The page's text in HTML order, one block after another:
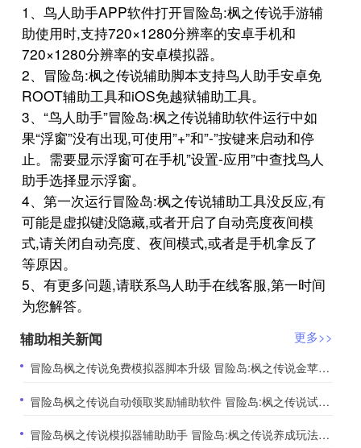
1、鸟人助手APP软件打开冒险岛:枫之传说手游辅
助使用时,支持720×1280分辨率的安卓手机和
720×1280分辨率的安卓模拟器。
2、冒险岛:枫之传说辅助脚本支持鸟人助手安卓免
ROOT辅助工具和iOS免越狱辅助工具。
3、“鸟人助手”冒险岛:枫之传说辅助软件运行中如
果“浮窗”没有出现,可使用”+”和”-”按键来启动和停
止。需要显示浮窗可在手机”设置-应用”中查找鸟人
助手选择显示浮窗。
4、第一次运行冒险岛:枫之传说辅助工具没反应,有
可能是虚拟键没隐藏,或者开启了自动亮度夜间模
式,请关闭自动亮度、夜间模式,或者是手机拿反了
等原因。
5、有更多问题,请联系鸟人助手在线客服,第一时间
为您解答。
辅助相关新闻
更多>>
​冒险岛枫之传说免费模拟器脚本升级 冒险岛:枫之传说金苹果上线
​冒险岛枫之传说自动领取奖励辅助软件 冒险岛:枫之传说试玩国民记忆经典
​冒险岛枫之传说模拟器辅助助手 冒险岛:枫之传说养成玩法方面